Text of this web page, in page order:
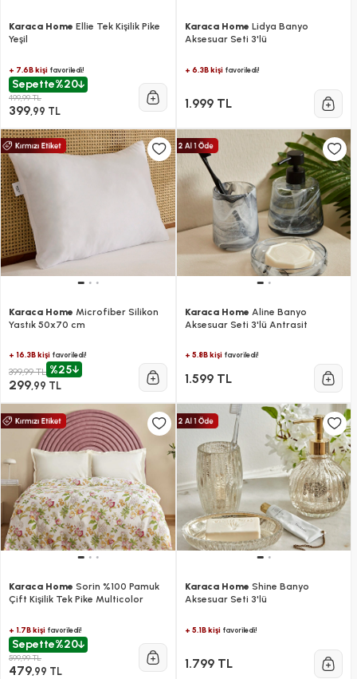
Karaca Home Ellie Tek Kişilik Pike
Yeşil
+ 7.6B kişi favoriledi!
Sepette%20
499,99 TL
399,99 TL
Karaca Home Lidya Banyo
Aksesuar Seti 3'lü
+ 6.3B kişifavoriledi!
1.999 TL
Karaca Home Microfiber Silikon
Yastık 50x70 cm
+ 16.3B kişi favoriledi!
399,99 TL %25
299,99 TL
Karaca Home Aline Banyo
Aksesuar Seti 3'lü Antrasit
+ 5.8B kişifavoriledi!
1.599 TL
Karaca Home Sorin %100 Pamuk
Çift Kişilik Tek Pike Multicolor
+ 1.7B kişi favoriledi!
Sepette%20
599,99 TL
479,99 TL
Karaca Home Shine Banyo
Aksesuar Seti 3'lü
+ 5.1B kişifavoriledi!
1.799 TL